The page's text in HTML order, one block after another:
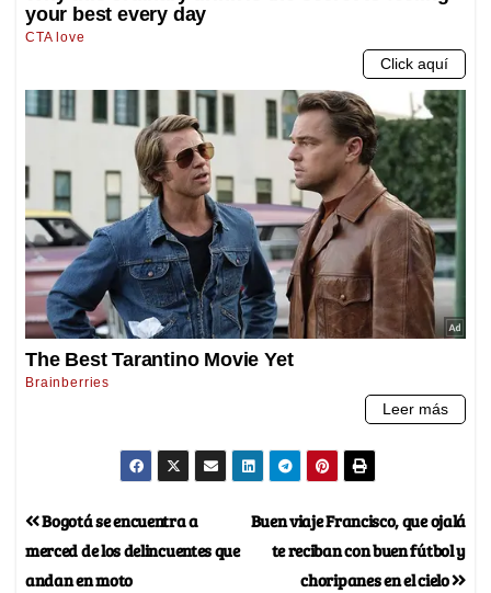
Buen viaje Francisco, que ojalá
te reciban con buen fútbol y
choripanes en el cielo
Bogotá se encuentra a
merced de los delincuentes que
andan en moto